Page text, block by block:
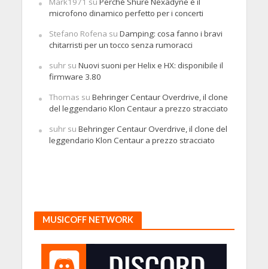
microfono dinamico perfetto per i concerti
Stefano Rofena su Damping: cosa fanno i bravi
chitarristi per un tocco senza rumoracci
suhrsu Nuovi suoni per Helix e HX: disponibile il
firmware 3.80
Thomas su Behringer Centaur Overdrive, il clone
del leggendario Klon Centaur a prezzo stracciato
suhrsu Behringer Centaur Overdrive, il clone del
leggendario Klon Centaur a prezzo stracciato
MUSICOFF NETWORK